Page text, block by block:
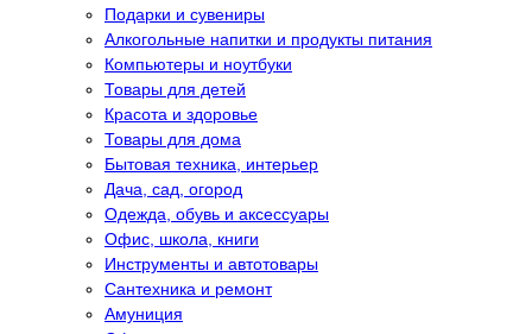
Подарки и сувениры
Алкогольные напитки и продукты питания
Компьютеры и ноутбуки
Товары для детей
Красота и здоровье
Товары для дома
Бытовая техника, интерьер
Дача, сад, огород
Одежда, обувь и аксессуары
Офис, школа, книги
Инструменты и автотовары
Сантехника и ремонт
Амуниция